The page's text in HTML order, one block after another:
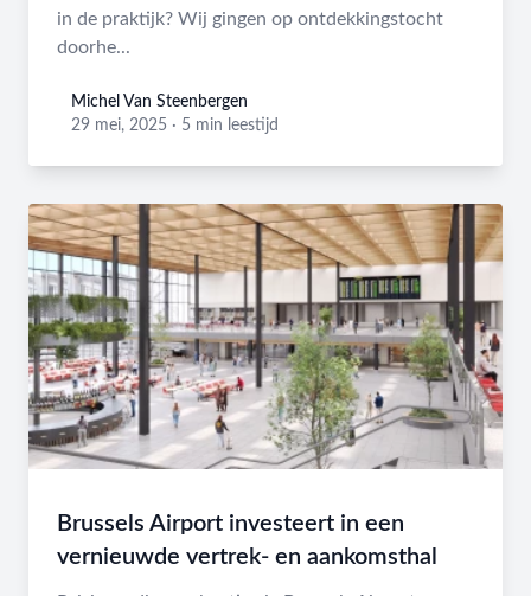
in de praktijk? Wij gingen op ontdekkingstocht
doorhe...
Michel Van Steenbergen
Michel Van Steenbergen
29 mei, 2025 · 5 min leestijd
Brussels Airport investeert in een
vernieuwde vertrek- en aankomsthal